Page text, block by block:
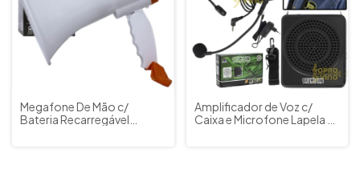
Megafone De Mão c/
Bateria Recarregável
Amplificador de Voz c/
Caixa e Microfone Lapela p/